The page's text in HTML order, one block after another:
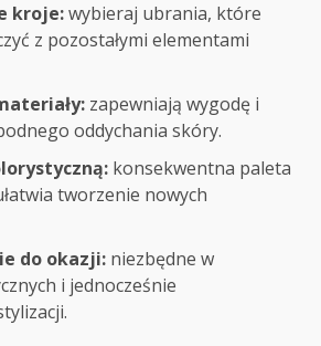
kroje:wybieraj ubrania, które
z pozostałymi elementami
zapewniają wygodę i
oddychania skóry.
konsekwentna paleta
tworzenie nowych
do okazji: niezbędne w
i jednocześnie